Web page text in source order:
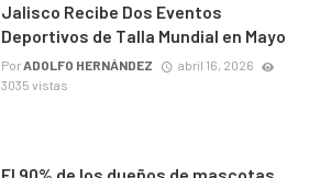
Jalisco Recibe Dos Eventos
Deportivos de Talla Mundial en Mayo
PorADOLFO HERNÁNDEZ
abril 16, 2026
3035 vistas